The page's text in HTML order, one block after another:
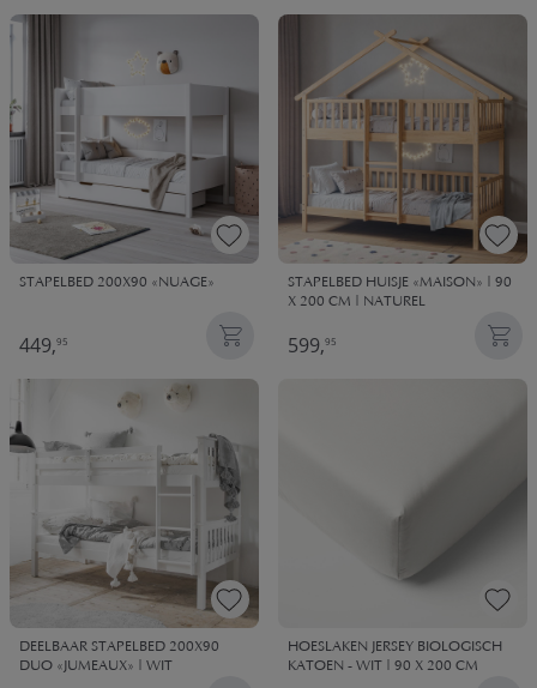
STAPELBED 200X90 «NUAGE»
449,95
STAPELBED HUISJE «MAISON» | 90
X 200 CM | NATUREL
599,95
DEELBAAR STAPELBED 200X90
DUO «JUMEAUX» | WIT
HOESLAKEN JERSEY BIOLOGISCH
KATOEN - WIT | 90 X 200 CM